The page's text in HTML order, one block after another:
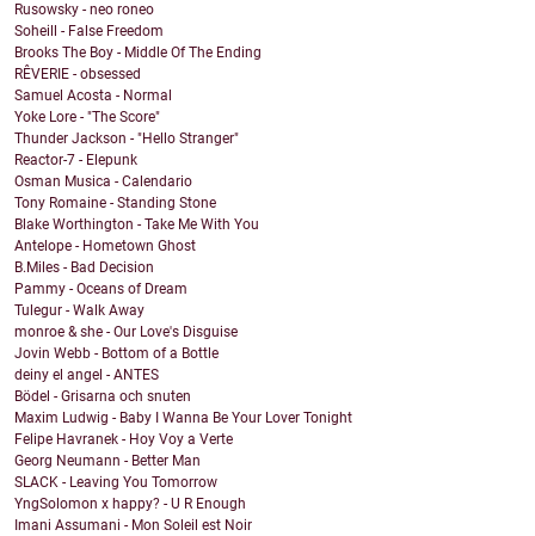
Rusowsky - neo roneo
Soheill - False Freedom
Brooks The Boy - Middle Of The Ending
RÊVERIE - obsessed
Samuel Acosta - Normal
Yoke Lore - "The Score"
Thunder Jackson - "Hello Stranger"
Reactor-7 - Elepunk
Osman Musica - Calendario
Tony Romaine - Standing Stone
Blake Worthington - Take Me With You
Antelope - Hometown Ghost
B.Miles - Bad Decision
Pammy - Oceans of Dream
Tulegur - Walk Away
monroe & she - Our Love's Disguise
Jovin Webb - Bottom of a Bottle
deiny el angel - ANTES
Bödel - Grisarna och snuten
Maxim Ludwig - Baby I Wanna Be Your Lover Tonight
Felipe Havranek - Hoy Voy a Verte
Georg Neumann - Better Man
SLACK - Leaving You Tomorrow
YngSolomon x happy? - U R Enough
Imani Assumani - Mon Soleil est Noir